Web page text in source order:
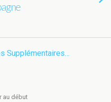
Supplémentaires…
au début